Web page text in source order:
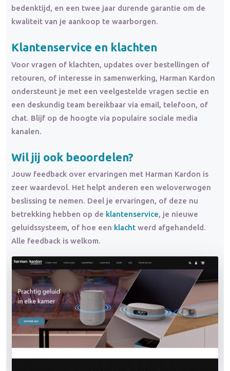
bedenktijd, en een twee jaar durende garantie om de
kwaliteit van je aankoop te waarborgen.
Klantenservice en klachten
Voor vragen of klachten, updates over bestellingen of
retouren, of interesse in samenwerking, Harman Kardon
ondersteunt je met een veelgestelde vragen sectie en
een deskundig team bereikbaar via email, telefoon, of
chat. Blijf op de hoogte via populaire sociale media
kanalen.
Wil jij ook beoordelen?
Jouw feedback over ervaringen met Harman Kardon is
zeer waardevol. Het helpt anderen een weloverwogen
beslissing te nemen. Deel je ervaringen, of deze nu
betrekking hebben op de klantenservice, je nieuwe
geluidssysteem, of hoe een klacht werd afgehandeld.
Alle feedback is welkom.